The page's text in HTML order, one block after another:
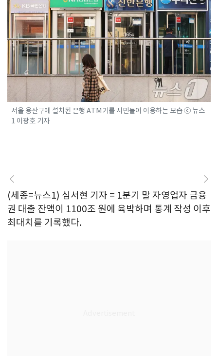
서울 용산구에 설치된 은행 ATM기를 시민들이 이용하는 모습 ⓒ 뉴스
1 이광호 기자
(세종=뉴스1) 심서현 기자 = 1분기 말 자영업자 금융
권 대출 잔액이 1100조 원에 육박하며 통계 작성 이후
최대치를 기록했다.